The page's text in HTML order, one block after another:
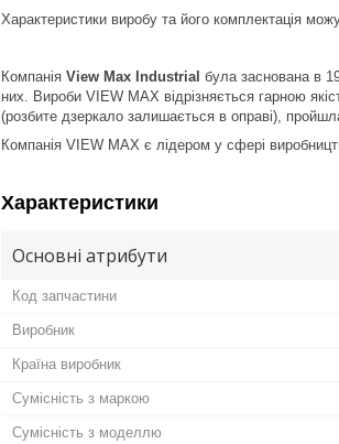
Характеристики виробу та його комплектація
Компанія View Max Industrial була заснована в
них. Вироби VIEW MAX відрізняється гарною
(розбите дзеркало залишається в оправі),
Компанія VIEW MAX є лідером у сфері
Характеристики
Основні атрибути
Код запчастини
Виробник
Країна виробник
Сумісність з маркою
Сумісність з моделлю